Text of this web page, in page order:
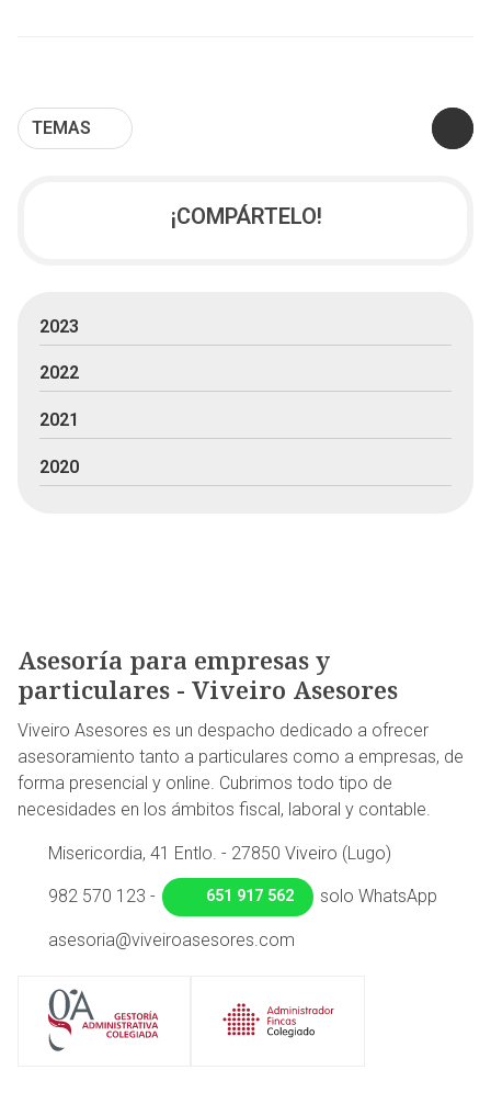
TEMAS
¡COMPÁRTELO!
2023
2022
2021
2020
Asesoría para empresas y
particulares - Viveiro Asesores
Viveiro Asesores es un despacho dedicado a ofrecer
asesoramiento tanto a particulares como a empresas, de
forma presencial y online. Cubrimos todo tipo de
necesidades en los ámbitos fiscal, laboral y contable.
Misericordia, 41 Entlo. - 27850 Viveiro (Lugo)
982 570 123 - 651 917 562 solo WhatsApp
asesoria@viveiroasesores.com